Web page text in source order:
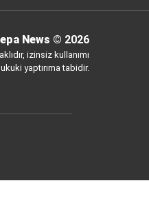
News © 2026
izinsiz kullanımı
yaptırıma tabidir.